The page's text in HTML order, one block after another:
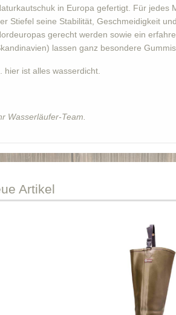
in Europa gefertigt. Für jedes
Stiefel seine Stabilität, Geschmeidigkeit
gerecht werden sowie ein
lassen ganz besondere
... hier ist alles wasserdicht.
Wasserläufer-Team.
Artikel